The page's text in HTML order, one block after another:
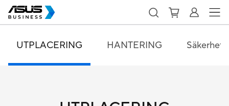
UTPLACERING HANTERING Säkerhet